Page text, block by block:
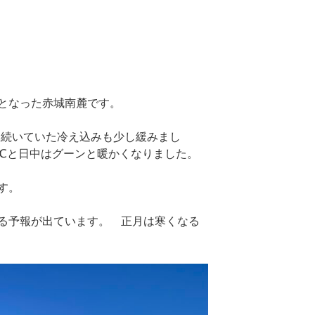
なった赤城南麓です。
いていた冷え込みも少し緩みまし
日中はグーンと暖かくなりました。
。
予報が出ています。 正月は寒くなる